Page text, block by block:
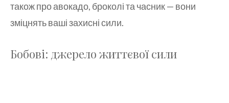
також про авокадо, броколі та часник — вони
зміцнять ваші захисні сили.
Бобові: джерело життєвої сили